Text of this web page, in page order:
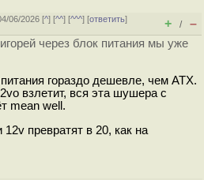
06/2026 [^] [^^] [^^^] [ответить]
+ / –
через блок питания мы уже
гораздо дешевле, чем ATX.
взлетит, вся эта шушера с
mean well.
превратят в 20, как на